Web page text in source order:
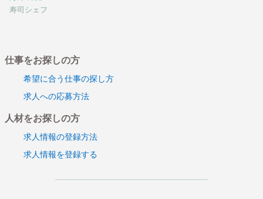
寿司シェフ
仕事をお探しの方
希望に合う仕事の探し方
求人への応募方法
人材をお探しの方
求人情報の登録方法
求人情報を登録する